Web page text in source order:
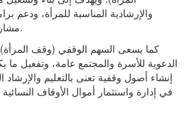
والإرشادية المناسبة للمرأة، ودعم
مشاريع تعليم المرأة وإرشادها دينيًّا.
كما يسعى السهم الوقفي (وقف المرأة)
الدعوية للأسرة والمجتمع عامة، وتفعيل
إنشاء أصول وقفية تعنى بالتعليم والإرشاد
في إدارة واستثمار أموال الأوقاف